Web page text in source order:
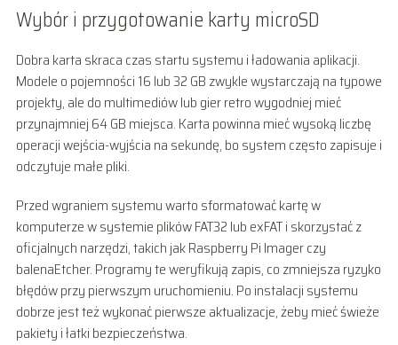
Wybór i przygotowanie karty microSD
Dobra karta skraca czas startu systemu i ładowania aplikacji.
Modele o pojemności 16 lub 32 GB zwykle wystarczają na typowe
projekty, ale do multimediów lub gier retro wygodniej mieć
przynajmniej 64 GB miejsca. Karta powinna mieć wysoką liczbę
operacji wejścia-wyjścia na sekundę, bo system często zapisuje i
odczytuje małe pliki.
Przed wgraniem systemu warto sformatować kartę w
komputerze w systemie plików FAT32 lub exFAT i skorzystać z
oficjalnych narzędzi, takich jak Raspberry Pi Imager czy
balenaEtcher. Programy te weryfikują zapis, co zmniejsza ryzyko
błędów przy pierwszym uruchomieniu. Po instalacji systemu
dobrze jest też wykonać pierwsze aktualizacje, żeby mieć świeże
pakiety i łatki bezpieczeństwa.